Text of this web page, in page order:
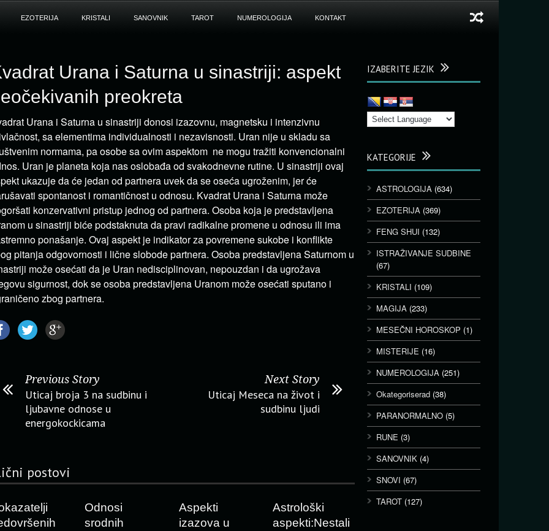
EZOTERIJA KRISTALI SANOVNIK TAROT NUMEROLOGIJA KONTAKT
Urana i Saturna u sinastriji: aspekt
preokreta
Urana i Saturna u sinastriji donosi izazovnu, magnetsku i intenzivnu
sa elementima individualnosti i nezavisnosti. Uran nije u skladu sa
normama, pa osobe sa ovim aspektom ne mogu tražiti konvencionalni
Uran je planeta koja nas oslobađa od svakodnevne rutine. U sinastriji ovaj
ukazuje da će jedan od partnera uvek da se oseća ugroženim, jer će
spontanost i romantičnost u odnosu. Kvadrat Urana i Saturna može
konzervativni pristup jednog od partnera. Osoba koja je predstavljena
u sinastriji biće podstaknuta da pravi radikalne promene u odnosu ili ima
ponašanje. Ovaj aspekt je indikator za povremene sukobe i konflikte
pitanja odgovornosti i lične slobode partnera. Osoba predstavljena Saturnom u
može osećati da je Uran nedisciplinovan, nepouzdan i da ugrožava
sigurnost, dok se osoba predstavljena Uranom može osećati sputano i
zbog partnera.
Previous Story
Uticaj broja 3 na sudbinu i
ljubavne odnose u
energokockicama
Next Story
Uticaj Meseca na život i
sudbinu ljudi
postovi
Odnosi
srodnih
Aspekti
izazova u
Astrološki
aspekti:Nestali
IZABERITE JEZIK
KATEGORIJE
ASTROLOGIJA (634)
EZOTERIJA (369)
FENG SHUI (132)
ISTRAŽIVANJE SUDBINE
(67)
KRISTALI (109)
MAGIJA (233)
MESEČNI HOROSKOP (1)
MISTERIJE (16)
NUMEROLOGIJA (251)
Okategoriserad (38)
PARANORMALNO (5)
RUNE (3)
SANOVNIK (4)
SNOVI (67)
TAROT (127)